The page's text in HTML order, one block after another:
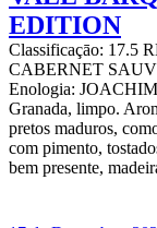
EDITION
Classificaçāo: 17.5
CABERNET
Enologia:
Granada, limpo.
pretos maduros,
com pimento,
bem presente,